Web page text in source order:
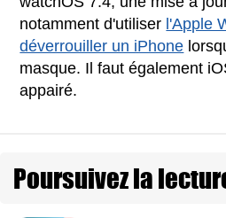
notamment d'utiliser l'Apple
déverrouiller un ‌iPhone
masque. Il faut également
appairé.
Poursuivez la